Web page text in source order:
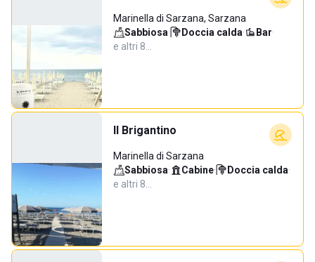
Marinella di Sarzana, Sarzana
Sabbiosa· Doccia calda· Bar·
e altri 8…
Il Brigantino
Marinella di Sarzana
Sabbiosa· Cabine· Doccia calda·
e altri 8…